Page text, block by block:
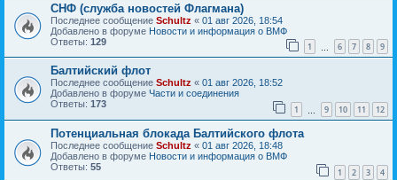
СНФ (служба новостей Флагмана)
Последнее сообщение Schultz « 01 авг 2026, 18:54
Добавлено в форуме Новости и информация о ВМФ
Ответы: 129 1 6 7 8 9
Балтийский флот
Последнее сообщение Schultz « 01 авг 2026, 18:52
Добавлено в форуме Части и соединения
Ответы: 173 1 9 10 11 12
Потенциальная блокада Балтийского флота
Последнее сообщение Schultz « 01 авг 2026, 18:48
Добавлено в форуме Новости и информация о ВМФ
Ответы: 55 1 2 3 4